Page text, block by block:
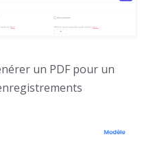
un PDF pour un